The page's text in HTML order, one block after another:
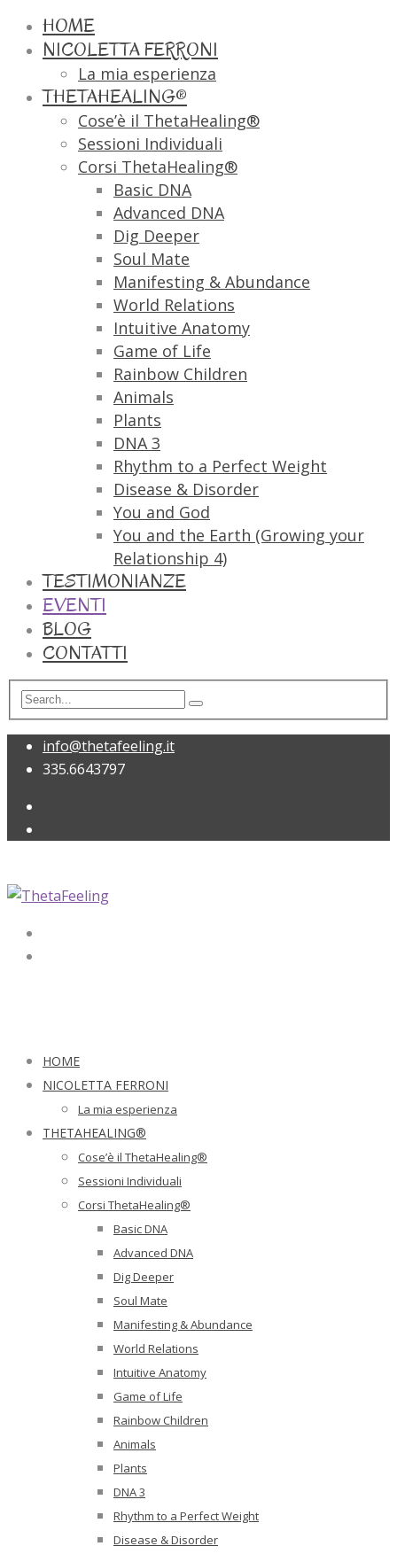
HOME
NICOLETTA FERRONI
La mia esperienza
THETAHEALING®
Cose’è il ThetaHealing®
Sessioni Individuali
Corsi ThetaHealing®
Basic DNA
Advanced DNA
Dig Deeper
Soul Mate
Manifesting & Abundance
World Relations
Intuitive Anatomy
Game of Life
Rainbow Children
Animals
Plants
DNA 3
Rhythm to a Perfect Weight
Disease & Disorder
You and God
You and the Earth (Growing your
Relationship 4)
TESTIMONIANZE
EVENTI
BLOG
CONTATTI
info@thetafeeling.it
335.6643797
HOME
NICOLETTA FERRONI
La mia esperienza
THETAHEALING®
Cose’è il ThetaHealing®
Sessioni Individuali
Corsi ThetaHealing®
Basic DNA
Advanced DNA
Dig Deeper
Soul Mate
Manifesting & Abundance
World Relations
Intuitive Anatomy
Game of Life
Rainbow Children
Animals
Plants
DNA 3
Rhythm to a Perfect Weight
Disease & Disorder